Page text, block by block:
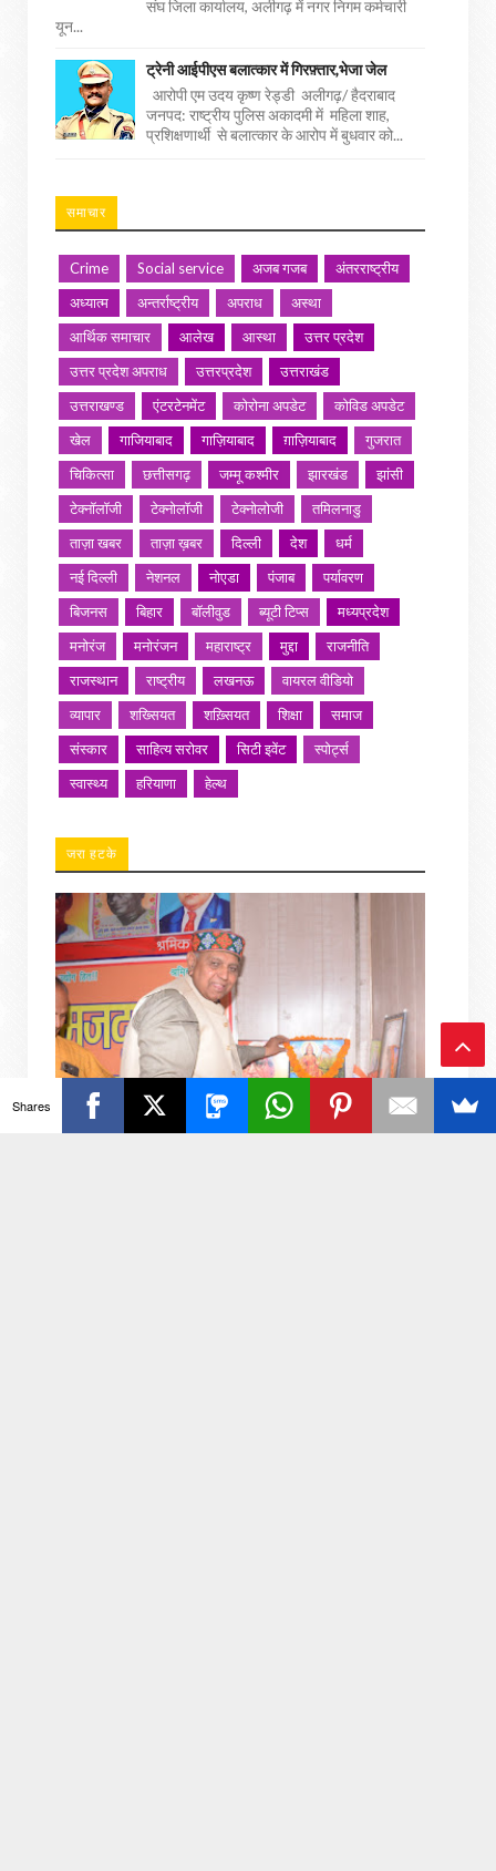
संघ जिला कार्यालय, अलीगढ़ में नगर निगम कर्मचारी
यून...
ट्रेनी आईपीएस बलात्कार में गिरफ़्तार,भेजा जेल
आरोपी एम उदय कृष्ण रेड्डी अलीगढ़/ हैदराबाद
जनपद: राष्ट्रीय पुलिस अकादमी में महिला शाह,
प्रशिक्षणार्थी से बलात्कार के आरोप में बुधवार को...
समाचार
Crime Social service अजब गजब
अंतरराष्ट्रीय
अध्यात्म
अन्तर्राष्ट्रीय अपराध
अस्था
आर्थिक समाचार
आलेख आस्था
उत्तर प्रदेश
उत्तर प्रदेश अपराध
उत्तरप्रदेश
उत्तराखंड
उत्तराखण्ड
एंटरटेनमेंट कोरोना अपडेट
कोविड अपडेट
खेल
गाजियाबाद गाज़ियाबाद ग़ाज़ियाबाद
गुजरात
चिकित्सा
छत्तीसगढ़ जम्मू कश्मीर झारखंड
झांसी
टेक्नॉलॉजी
टेक्नोलॉजी टेक्नोलोजी
तमिलनाडु
ताज़ा खबर
ताज़ा ख़बर दिल्ली देश
धर्म
नई दिल्ली
नेशनल नोएडा पंजाब
पर्यावरण
बिजनस
बिहार बॉलीवुड ब्यूटी टिप्स
मध्यप्रदेश
मनोरंज
मनोरंजन महाराष्ट्र मुद्दा
राजनीति
राजस्थान
राष्ट्रीय लखनऊ
वायरल वीडियो
व्यापार
शख्सियत शख़्सियत शिक्षा
समाज
संस्कार
साहित्य सरोवर सिटी इवेंट
स्पोर्ट्स
स्वास्थ्य
हरियाणा हेल्थ
जरा हटके
Ba
ck
Shares